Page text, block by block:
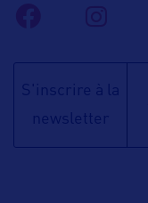
S'inscrire à la
newsletter